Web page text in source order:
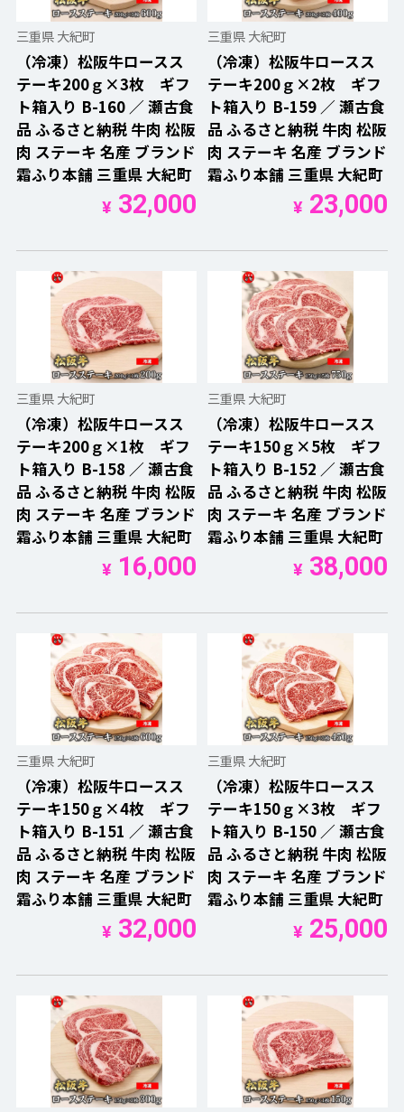
三重県 大紀町
（冷凍）松阪牛ロースス
テーキ200ｇ×3枚 ギフ
ト箱入り B-160 ／ 瀬古食
品 ふるさと納税 牛肉 松阪
肉 ステーキ 名産 ブランド
霜ふり本舗 三重県 大紀町
¥32,000
三重県 大紀町
（冷凍）松阪牛ロースス
テーキ200ｇ×2枚 ギフ
ト箱入り B-159 ／ 瀬古食
品 ふるさと納税 牛肉 松阪
肉 ステーキ 名産 ブランド
霜ふり本舗 三重県 大紀町
¥23,000
三重県 大紀町
（冷凍）松阪牛ロースス
テーキ200ｇ×1枚 ギフ
ト箱入り B-158 ／ 瀬古食
品 ふるさと納税 牛肉 松阪
肉 ステーキ 名産 ブランド
霜ふり本舗 三重県 大紀町
¥16,000
三重県 大紀町
（冷凍）松阪牛ロースス
テーキ150ｇ×5枚 ギフ
ト箱入り B-152 ／ 瀬古食
品 ふるさと納税 牛肉 松阪
肉 ステーキ 名産 ブランド
霜ふり本舗 三重県 大紀町
¥38,000
三重県 大紀町
（冷凍）松阪牛ロースス
テーキ150ｇ×4枚 ギフ
ト箱入り B-151 ／ 瀬古食
品 ふるさと納税 牛肉 松阪
肉 ステーキ 名産 ブランド
霜ふり本舗 三重県 大紀町
¥32,000
三重県 大紀町
（冷凍）松阪牛ロースス
テーキ150ｇ×3枚 ギフ
ト箱入り B-150 ／ 瀬古食
品 ふるさと納税 牛肉 松阪
肉 ステーキ 名産 ブランド
霜ふり本舗 三重県 大紀町
¥25,000